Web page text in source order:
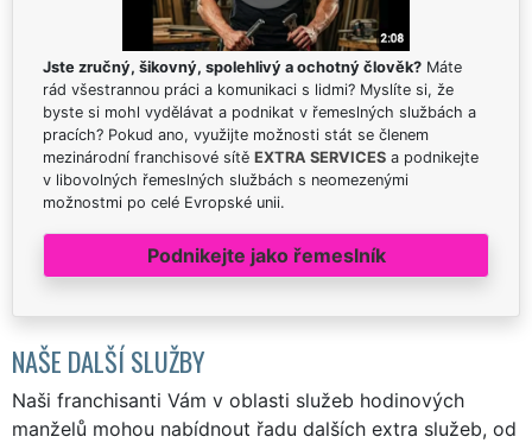
Jste zručný, šikovný, spolehlivý a ochotný člověk? Máte
rád všestrannou práci a komunikaci s lidmi? Myslíte si, že
byste si mohl vydělávat a podnikat v řemeslných službách a
pracích? Pokud ano, využijte možnosti stát se členem
mezinárodní franchisové sítě EXTRA SERVICES a podnikejte
v libovolných řemeslných službách s neomezenými
možnostmi po celé Evropské unii.
Podnikejte jako řemeslník
NAŠE DALŠÍ SLUŽBY
Naši franchisanti Vám v oblasti služeb hodinových
manželů mohou nabídnout řadu dalších extra služeb, od